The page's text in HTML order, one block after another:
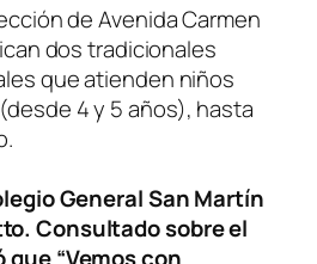
de Avenida Carmen
dos tradicionales
que atienden niños
4 y 5 años), hasta
General San Martín
Consultado sobre el